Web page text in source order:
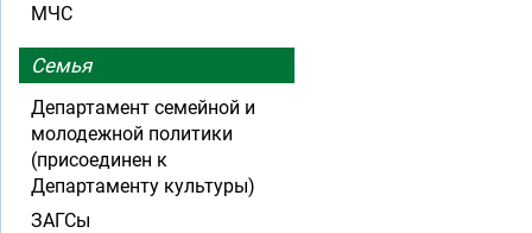
МЧС
Семья
Департамент семейной и
молодежной политики
(присоединен к
Департаменту культуры)
ЗАГСы